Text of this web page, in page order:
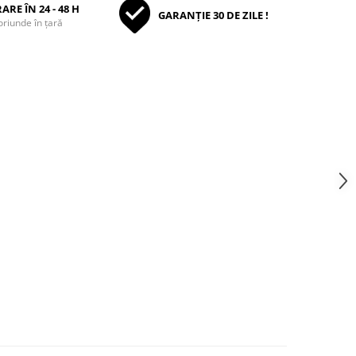
ÎN 24 - 48 H
în țară GARANȚIE 30 DE ZILE !